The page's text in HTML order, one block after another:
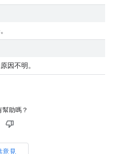
因不明。
幫助嗎？
意見